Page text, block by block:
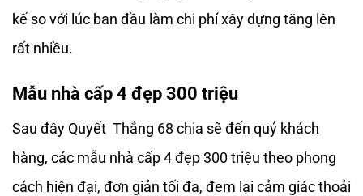
kế so với lúc ban đầu làm chi phí xây dựng tăng lên
rất nhiều.
Mẫu nhà cấp 4 đẹp 300 triệu
Sau đây Quyết Thắng 68 chia sẽ đến quý khách
hàng, các mẫu nhà cấp 4 đẹp 300 triệu theo phong
cách hiện đại, đơn giản tối đa, đem lại cảm giác thoải